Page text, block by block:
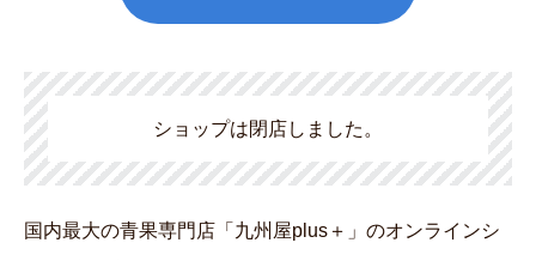
ショップは閉店しました。
国内最大の青果専門店「九州屋plus＋」のオンラインシ